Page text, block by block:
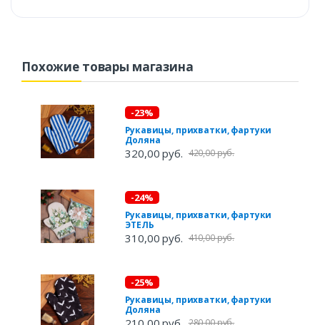
Похожие товары магазина
-23%
Рукавицы, прихватки, фартуки
Доляна
320,00 руб. 420,00 руб.
-24%
Рукавицы, прихватки, фартуки
ЭТЕЛЬ
310,00 руб. 410,00 руб.
-25%
Рукавицы, прихватки, фартуки
Доляна
280,00 руб.